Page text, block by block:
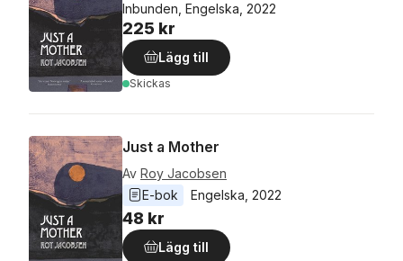
Inbunden, Engelska, 2022
225 kr
Lägg till
Skickas
Just a Mother
Av Roy Jacobsen
E-bok
Engelska 2022
48 kr
Lägg till